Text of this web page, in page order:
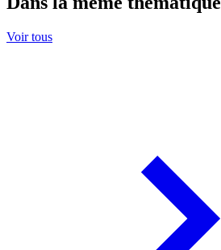
Voir tous